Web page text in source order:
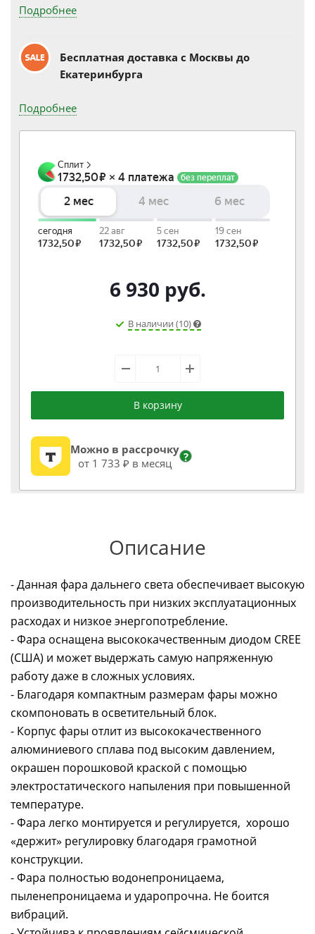
Подробнее
Бесплатная доставка c Москвы до
Екатеринбурга
Подробнее
6 930 руб.
В наличии (10)
В корзину
Можно в рассрочку
от 1 733 ₽ в месяц
?
Описание
- Данная фара дальнего света обеспечивает высокую
производительность при низких эксплуатационных
расходах и низкое энергопотребление.
- Фара оснащена высококачественным диодом CREE
(США) и может выдержать самую напряженную
работу даже в сложных условиях.
- Благодаря компактным размерам фары можно
скомпоновать в осветительный блок.
- Корпус фары отлит из высококачественного
алюминиевого сплава под высоким давлением,
окрашен порошковой краской с помощью
электростатического напыления при повышенной
температуре.
- Фара легко монтируется и регулируется, хорошо
«держит» регулировку благодаря грамотной
конструкции.
- Фара полностью водонепроницаема,
пыленепроницаема и ударопрочна. Не боится
вибраций.